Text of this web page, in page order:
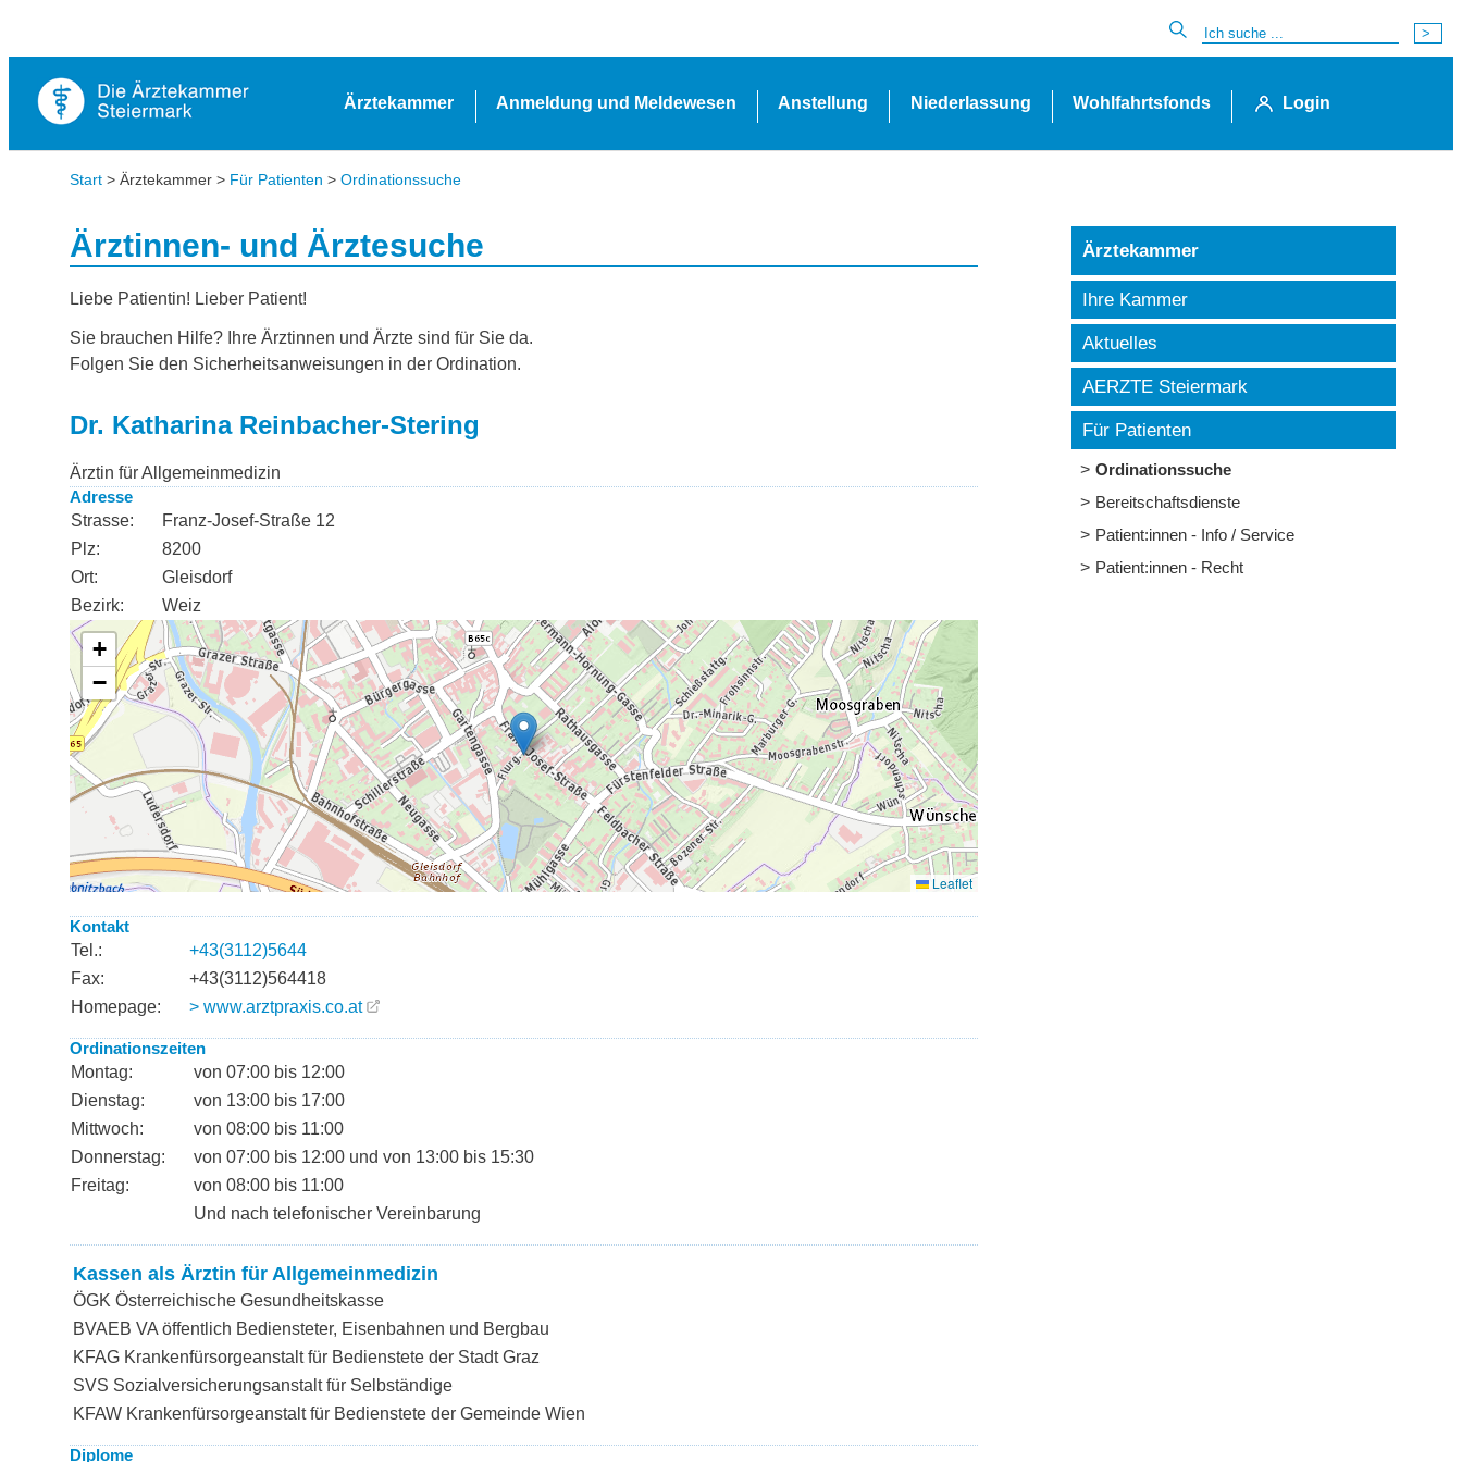
Ärztekammer Anmeldung und Meldewesen Anstellung Niederlassung Wohlfahrtsfonds Login
Start > Ärztekammer > Für Patienten > Ordinationssuche
Ärztinnen- und Ärztesuche
Liebe Patientin! Lieber Patient!
Sie brauchen Hilfe? Ihre Ärztinnen und Ärzte sind für Sie da.
Folgen Sie den Sicherheitsanweisungen in der Ordination.
Dr. Katharina Reinbacher-Stering
Ärztin für Allgemeinmedizin
Adresse
Strasse:
Franz-Josef-Straße 12
Plz:
8200
Ort:
Gleisdorf
Bezirk:
Weiz
Kontakt
Tel.:
+43(3112)5644
Fax:
+43(3112)564418
Homepage:
> www.arztpraxis.co.at
Ordinationszeiten
Montag:
von 07:00 bis 12:00
Dienstag:
von 13:00 bis 17:00
Mittwoch:
von 08:00 bis 11:00
Donnerstag:
von 07:00 bis 12:00 und von 13:00 bis 15:30
Freitag:
von 08:00 bis 11:00
Und nach telefonischer Vereinbarung
Kassen als Ärztin für Allgemeinmedizin
ÖGK Österreichische Gesundheitskasse
BVAEB VA öffentlich Bediensteter, Eisenbahnen und Bergbau
KFAG Krankenfürsorgeanstalt für Bedienstete der Stadt Graz
SVS Sozialversicherungsanstalt für Selbständige
KFAW Krankenfürsorgeanstalt für Bedienstete der Gemeinde Wien
Diplome
Ärztekammer
Ihre Kammer
Aktuelles
AERZTE Steiermark
Für Patienten
Ordinationssuche
Bereitschaftsdienste
Patient:innen - Info / Service
Patient:innen - Recht